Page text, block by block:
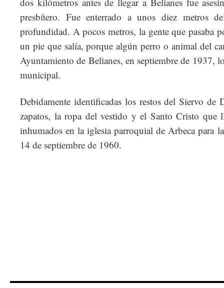
presbítero. Fue enterrado a unos diez metros
profundidad. A pocos metros, la gente que pasaba
un pie que salía, porque algún perro o animal del
Ayuntamiento de Belianes, en septiembre de 1937,
municipal.
Debidamente identificadas los restos del Siervo de
zapatos, la ropa del vestido y el Santo Cristo que
inhumados en la iglesia parroquial de Arbeca para
14 de septiembre de 1960.